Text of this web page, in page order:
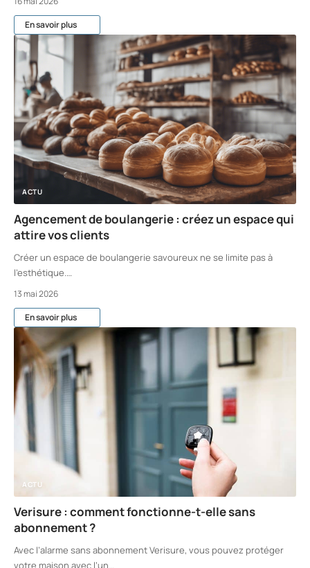
En savoir plus
ACTU
Agencement de boulangerie : créez un espace qui
attire vos clients
Créer un espace de boulangerie savoureux ne se limite pas à
l'esthétique.…
13 mai 2026
En savoir plus
ACTU
Verisure : comment fonctionne-t-elle sans
abonnement ?
Avec l’alarme sans abonnement Verisure, vous pouvez protéger
votre maison avec l’un